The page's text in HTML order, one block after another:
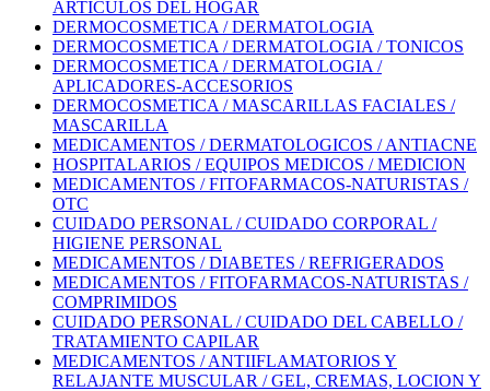
ARTICULOS DEL HOGAR
DERMOCOSMETICA / DERMATOLOGIA
DERMOCOSMETICA / DERMATOLOGIA / TONICOS
DERMOCOSMETICA / DERMATOLOGIA /
APLICADORES-ACCESORIOS
DERMOCOSMETICA / MASCARILLAS FACIALES /
MASCARILLA
MEDICAMENTOS / DERMATOLOGICOS / ANTIACNE
HOSPITALARIOS / EQUIPOS MEDICOS / MEDICION
MEDICAMENTOS / FITOFARMACOS-NATURISTAS /
OTC
CUIDADO PERSONAL / CUIDADO CORPORAL /
HIGIENE PERSONAL
MEDICAMENTOS / DIABETES / REFRIGERADOS
MEDICAMENTOS / FITOFARMACOS-NATURISTAS /
COMPRIMIDOS
CUIDADO PERSONAL / CUIDADO DEL CABELLO /
TRATAMIENTO CAPILAR
MEDICAMENTOS / ANTIIFLAMATORIOS Y
RELAJANTE MUSCULAR / GEL, CREMAS, LOCION Y